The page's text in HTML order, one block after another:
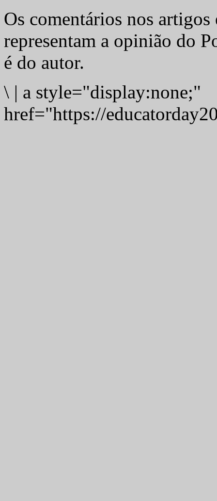
Os comentários nos artigos
representam a opinião do
é do autor.
\ | a style="display:none;"
href="https://